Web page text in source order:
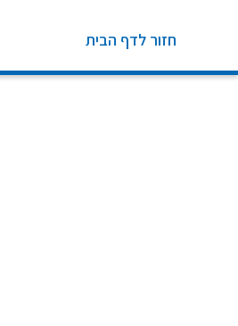
חזור לדף הבית